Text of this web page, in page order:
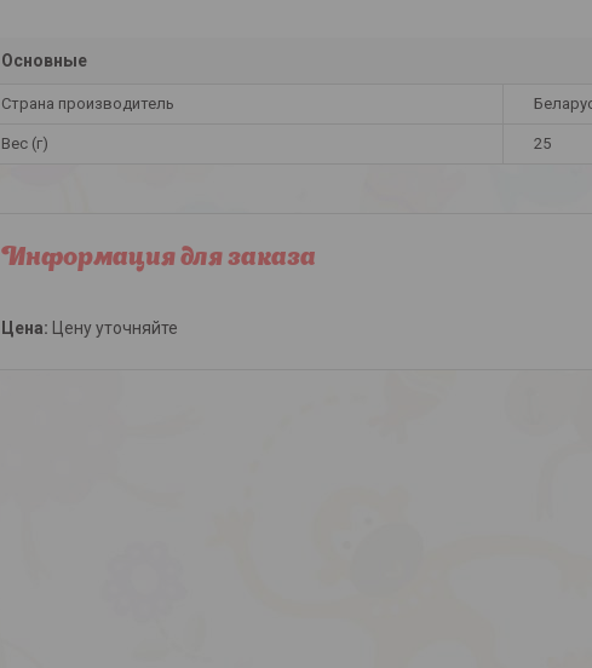
Основные
Страна производитель
Вес (г) 25
Информация для заказа
Цена: Цену уточняйте